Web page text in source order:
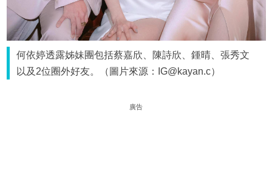
何依婷透露姊妹團包括蔡嘉欣、陳詩欣、鍾晴、張秀文
以及2位圈外好友。（圖片來源：IG@kayan.c）
廣告